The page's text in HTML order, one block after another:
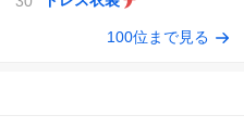
100位まで見る